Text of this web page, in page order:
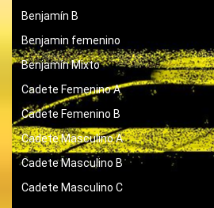
Benjamín B
Benjamin femenino
Benjamín Mixto
Cadete Femenino A
Cadete Femenino B
Cadete Masculino A
Cadete Masculino B
Cadete Masculino C